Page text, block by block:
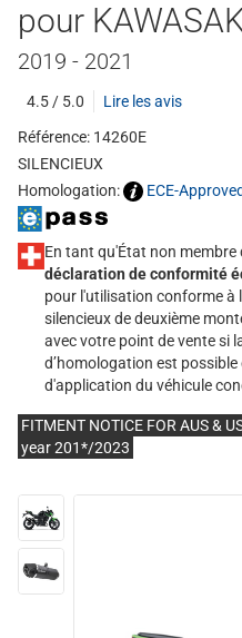
pour
2019 - 2021
4.5 / 5.0
Lire les avis
Référence: 14260E
SILENCIEUX
Homologation:
ECE-
En tant qu'État non membre
déclaration de conformité
pour l'utilisation conforme à
silencieux de deuxième
avec votre point de vente si
d’homologation est
d'application du véhicule
FITMENT NOTICE FOR AUS &
year 201*/2023